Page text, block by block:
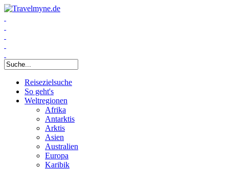
Suchformular
Reisezielsuche
So geht's
Weltregionen
Afrika
Antarktis
Arktis
Asien
Australien
Europa
Karibik